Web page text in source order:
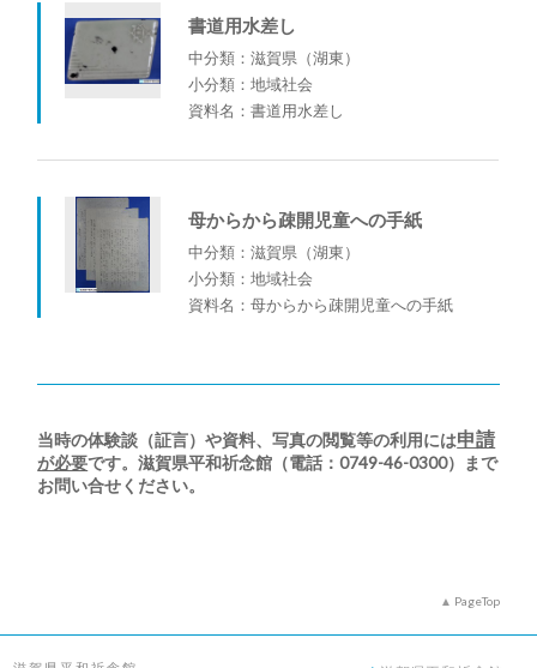
書道用水差し
中分類：滋賀県（湖東）
小分類：地域社会
資料名：書道用水差し
母からから疎開児童への手紙
中分類：滋賀県（湖東）
小分類：地域社会
資料名：母からから疎開児童への手紙
当時の体験談（証言）や資料、写真の閲覧等の利用には申請
が必要です。滋賀県平和祈念館（電話：0749-46-0300）まで
お問い合せください。
PageTop